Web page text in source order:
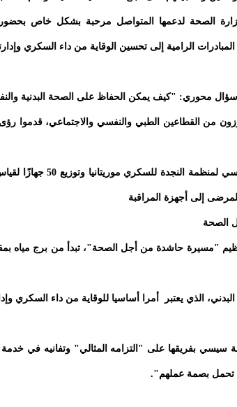
الصحة لدعمها المتواصل مرحبة بشكل خاص
الرامية إلى تحسين الوقاية من داء السكري
محوري: "كيف يمكن الحفاظ على الصحة البدنية
من القطاعين الطبي والنفسي والاجتماعي، قدموا
كما تضمن الاجتماع عرض
إلى أجهزة المراقبة
الصحة
"مسيرة حاشدة من أجل الصحة"، تبدأ من برج مياه
الذي يعتبر أمرا أساسيا للوقاية من داء السكري
سيسي بفريقها على "التزامه المثالي" وتفانيه في
بصمة عملهم".